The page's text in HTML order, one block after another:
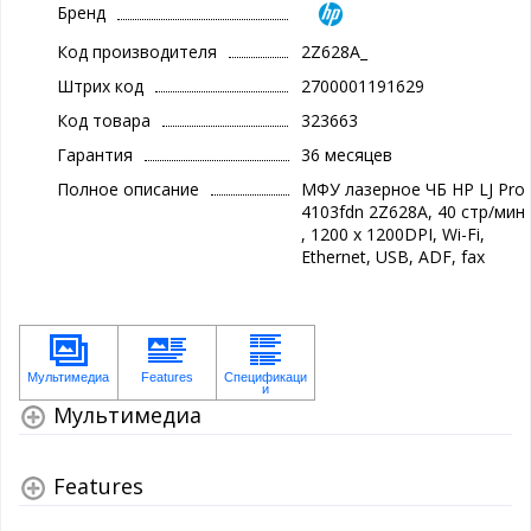
Бренд
Код производителя
2Z628A_
Штрих код
2700001191629
Код товара
323663
Гарантия
36 месяцев
Полное описание
МФУ лазерное ЧБ HP LJ Pro
4103fdn 2Z628A, 40 стр/мин
, 1200 x 1200DPI, Wi-Fi,
Ethernet, USB, ADF, fax
Мультимедиа
Features